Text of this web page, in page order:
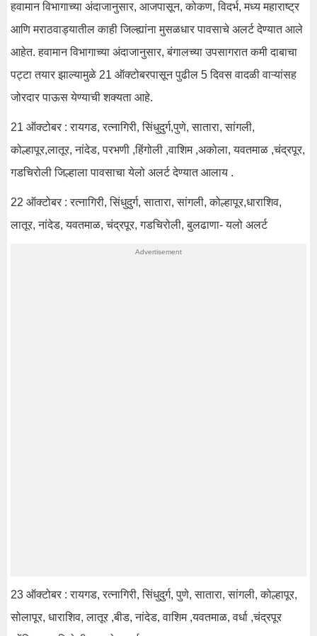
हवामान विभागाच्या अंदाजानुसार, आजपासून, कोकण, विदर्भ, मध्य महाराष्ट्र
आणि मराठवाड्यातील काही जिल्ह्यांना मुसळधार पावसाचे अलर्ट देण्यात आले
आहेत. हवामान विभागाच्या अंदाजानुसार, बंगालच्या उपसागरात कमी दाबाचा
पट्टा तयार झाल्यामुळे 21 ऑक्टोबरपासून पुढील 5 दिवस वादळी वाऱ्यांसह
जोरदार पाऊस येण्याची शक्यता आहे.
21 ऑक्टोबर : रायगड, रत्नागिरी, सिंधुदुर्ग,पुणे, सातारा, सांगली,
कोल्हापूर,लातूर, नांदेड, परभणी ,हिंगोली ,वाशिम ,अकोला, यवतमाळ ,चंद्रपूर,
गडचिरोली जिल्हाला पावसाचा येलो अलर्ट देण्यात आलाय .
22 ऑक्टोबर : रत्नागिरी, सिंधुदुर्ग, सातारा, सांगली, कोल्हापूर,धाराशिव,
लातूर, नांदेड, यवतमाळ, चंद्रपूर, गडचिरोली, बुलढाणा- यलो अलर्ट
23 ऑक्टोबर : रायगड, रत्नागिरी, सिंधुदुर्ग, पुणे, सातारा, सांगली, कोल्हापूर,
सोलापूर, धाराशिव, लातूर ,बीड, नांदेड, वाशिम ,यवतमाळ, वर्धा ,चंद्रपूर